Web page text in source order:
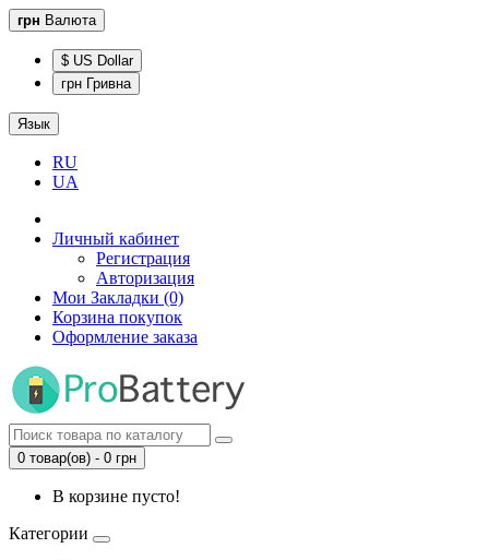
грн Валюта
$ US Dollar
грн Гривна
Язык
RU
UA
Личный кабинет
Регистрация
Авторизация
Мои Закладки (0)
Корзина покупок
Оформление заказа
0 товар(ов) - 0 грн
В корзине пусто!
Категории